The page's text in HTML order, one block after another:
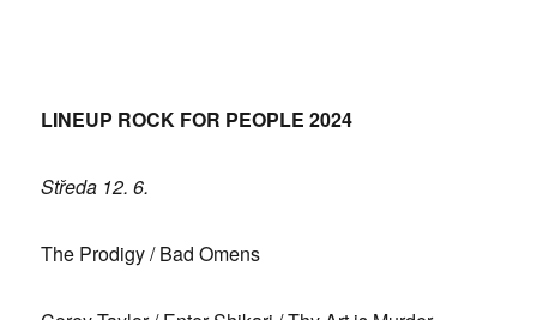
LINEUP ROCK FOR PEOPLE 2024
Středa 12. 6.
The Prodigy / Bad Omens